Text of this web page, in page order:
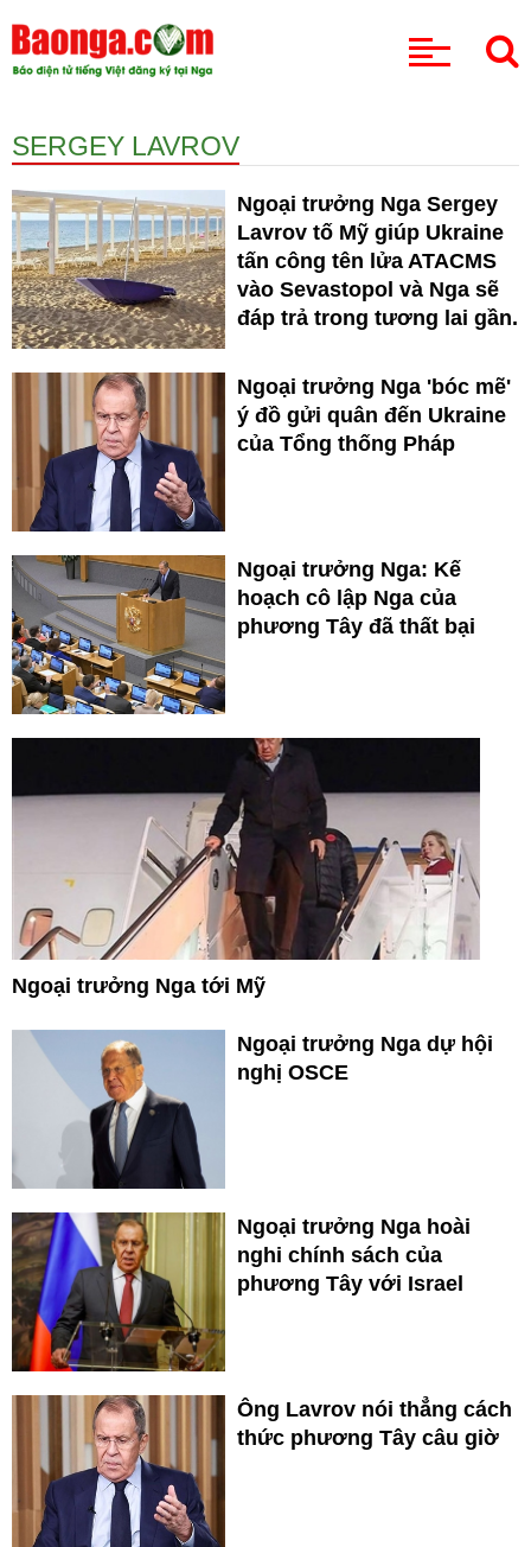
SERGEY LAVROV
Ngoại trưởng Nga Sergey
Lavrov tố Mỹ giúp Ukraine
tấn công tên lửa ATACMS
vào Sevastopol và Nga sẽ
đáp trả trong tương lai gần.
Ngoại trưởng Nga 'bóc mẽ'
ý đồ gửi quân đến Ukraine
của Tổng thống Pháp
Ngoại trưởng Nga: Kế
hoạch cô lập Nga của
phương Tây đã thất bại
Ngoại trưởng Nga tới Mỹ
Ngoại trưởng Nga dự hội
nghị OSCE
Ngoại trưởng Nga hoài
nghi chính sách của
phương Tây với Israel
Ông Lavrov nói thẳng cách
thức phương Tây câu giờ